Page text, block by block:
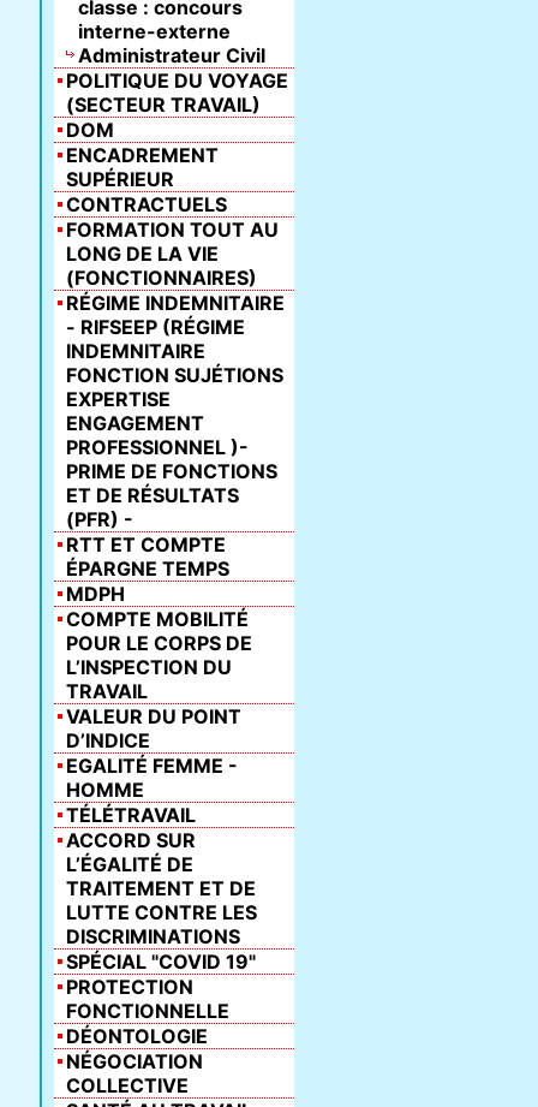
classe : concours
interne-externe
Administrateur Civil
POLITIQUE DU VOYAGE
(SECTEUR TRAVAIL)
DOM
ENCADREMENT
SUPÉRIEUR
CONTRACTUELS
FORMATION TOUT AU
LONG DE LA VIE
(FONCTIONNAIRES)
RÉGIME INDEMNITAIRE
- RIFSEEP (RÉGIME
INDEMNITAIRE
FONCTION SUJÉTIONS
EXPERTISE
ENGAGEMENT
PROFESSIONNEL )-
PRIME DE FONCTIONS
ET DE RÉSULTATS
(PFR) -
RTT ET COMPTE
ÉPARGNE TEMPS
MDPH
COMPTE MOBILITÉ
POUR LE CORPS DE
L’INSPECTION DU
TRAVAIL
VALEUR DU POINT
D’INDICE
EGALITÉ FEMME -
HOMME
TÉLÉTRAVAIL
ACCORD SUR
L’ÉGALITÉ DE
TRAITEMENT ET DE
LUTTE CONTRE LES
DISCRIMINATIONS
SPÉCIAL "COVID 19"
PROTECTION
FONCTIONNELLE
DÉONTOLOGIE
NÉGOCIATION
COLLECTIVE